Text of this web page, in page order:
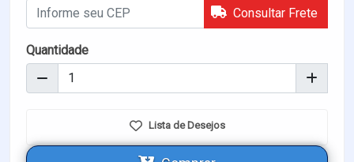
Consultar Frete
Quantidade
Lista de Desejos